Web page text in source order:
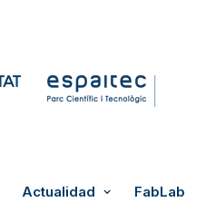
Actualidad FabLab